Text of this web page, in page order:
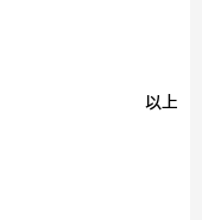
以上